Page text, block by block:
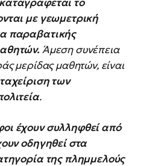
με γεωμετρική
παραβατικής
Άμεση συνέπεια
μερίδας μαθητών, είναι
των
.
έχουν συλληφθεί από
οδηγηθεί στα
της πλημμελούς